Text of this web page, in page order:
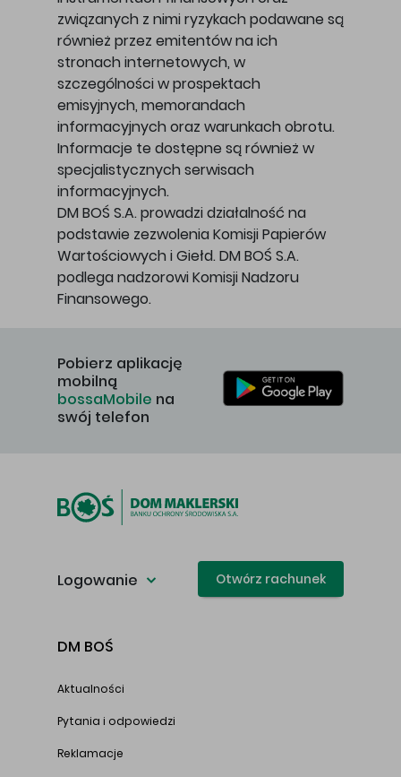
związanych z nimi ryzykach podawane są
również przez emitentów na ich
stronach internetowych, w
szczególności w prospektach
emisyjnych, memorandach
informacyjnych oraz warunkach obrotu.
Informacje te dostępne są również w
specjalistycznych serwisach
informacyjnych.
DM BOŚ S.A. prowadzi działalność na
podstawie zezwolenia Komisji Papierów
Wartościowych i Giełd. DM BOŚ S.A.
podlega nadzorowi Komisji Nadzoru
Finansowego.
Pobierz aplikację
mobilną
bossaMobile na
swój telefon
Logowanie Otwórz rachunek
DM BOŚ
Aktualności
Pytania i odpowiedzi
Reklamacje